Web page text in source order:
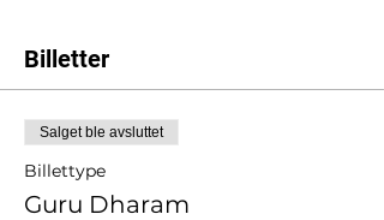
Billetter
Salget ble avsluttet
Billettype
Guru Dharam